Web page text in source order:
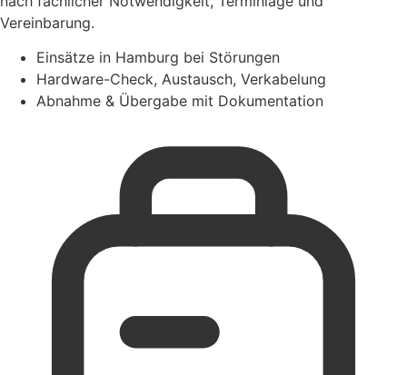
Vereinbarung.
Einsätze in Hamburg bei Störungen
Hardware-Check, Austausch, Verkabelung
Abnahme & Übergabe mit Dokumentation